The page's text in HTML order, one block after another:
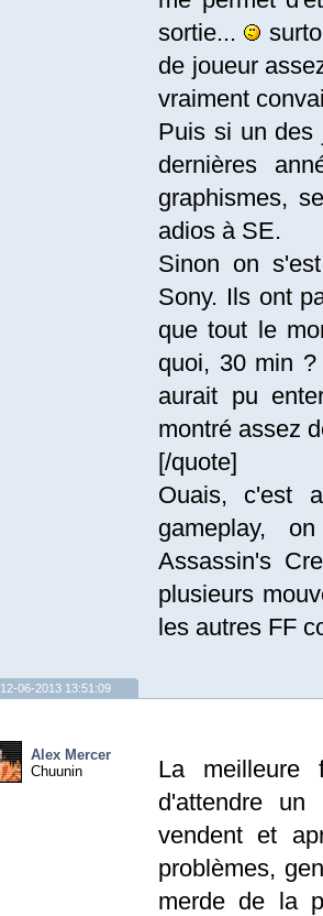
sortie...
de joueur
vraiment
Puis si un des
dernières
graphismes,
adios à SE.
Sinon on
Sony. Ils ont
que tout le
quoi, 30 min
aurait pu
montré assez
[/quote]
Ouais, c'est
gameplay,
Assassin's
plusieurs
les autres FF
12-06-2013 13:51:09
Alex Mercer
Chuunin
La
d'attendre
vendent et
problèmes,
merde de la